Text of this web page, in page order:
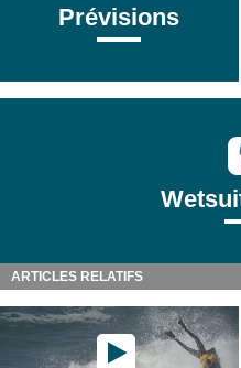
Prévisions
ARTICLES RELATIFS